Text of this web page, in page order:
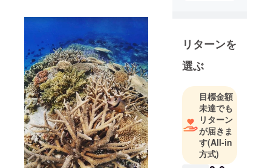
ド）です。
海好きな船
長とスタッ
フが自社船
に乗って
日々沖縄の
海をかけま
わり、主に
ダイビング
をしていま
リターンを
選ぶ
目標金額
未達でも
リターン
が届きま
す(All-in
方式)